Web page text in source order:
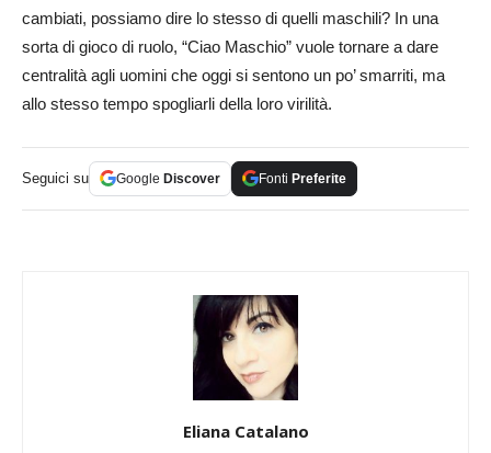
cambiati, possiamo dire lo stesso di quelli maschili? In una
sorta di gioco di ruolo, “Ciao Maschio” vuole tornare a dare
centralità agli uomini che oggi si sentono un po’ smarriti, ma
allo stesso tempo spogliarli della loro virilità.
Seguici su Google Discover Fonti Preferite
Eliana Catalano